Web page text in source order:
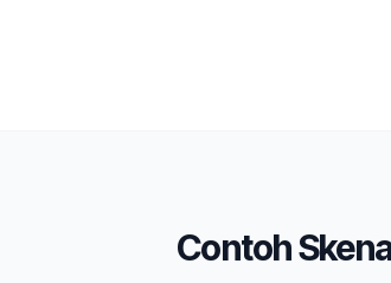
Contoh